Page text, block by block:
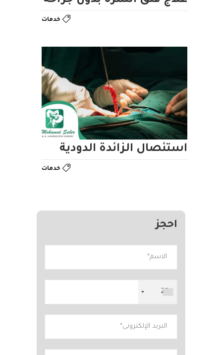
خدمات
استئصال الزائدة الدودية
خدمات
احجز